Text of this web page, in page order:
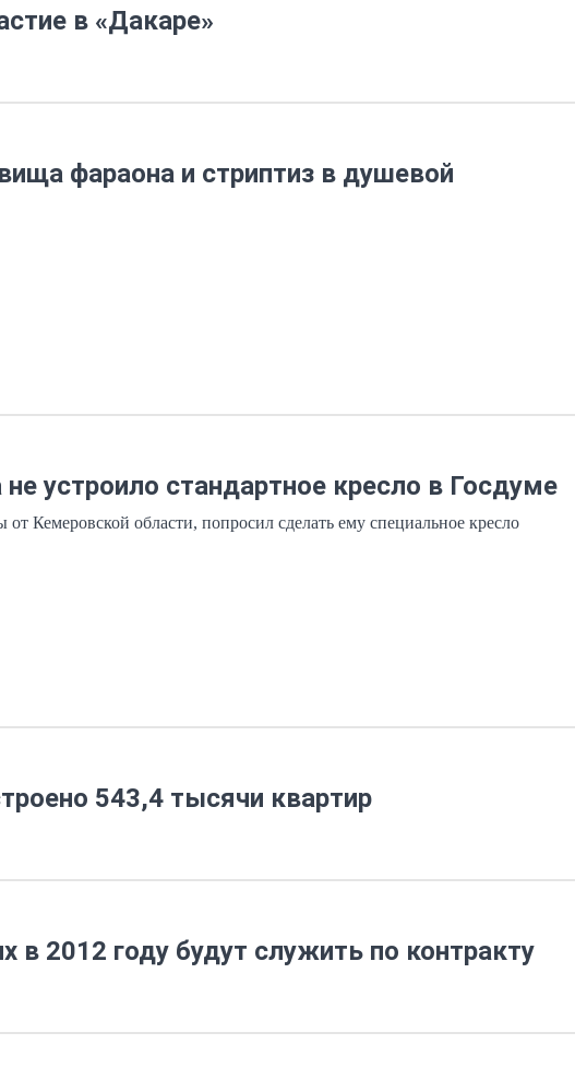
в «Дакаре»
фараона и стриптиз в душевой
устроило стандартное кресло в Госдуме
Кемеровской области, попросил сделать ему специальное кресло
543,4 тысячи квартир
в 2012 году будут служить по контракту